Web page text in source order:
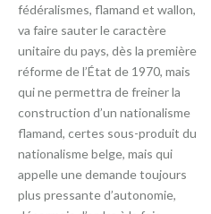
fédéralismes, flamand et wallon,
va faire sauter le caractère
unitaire du pays, dès la première
réforme de l’État de 1970, mais
qui ne permettra de freiner la
construction d’un nationalisme
flamand, certes sous-produit du
nationalisme belge, mais qui
appelle une demande toujours
plus pressante d’autonomie,